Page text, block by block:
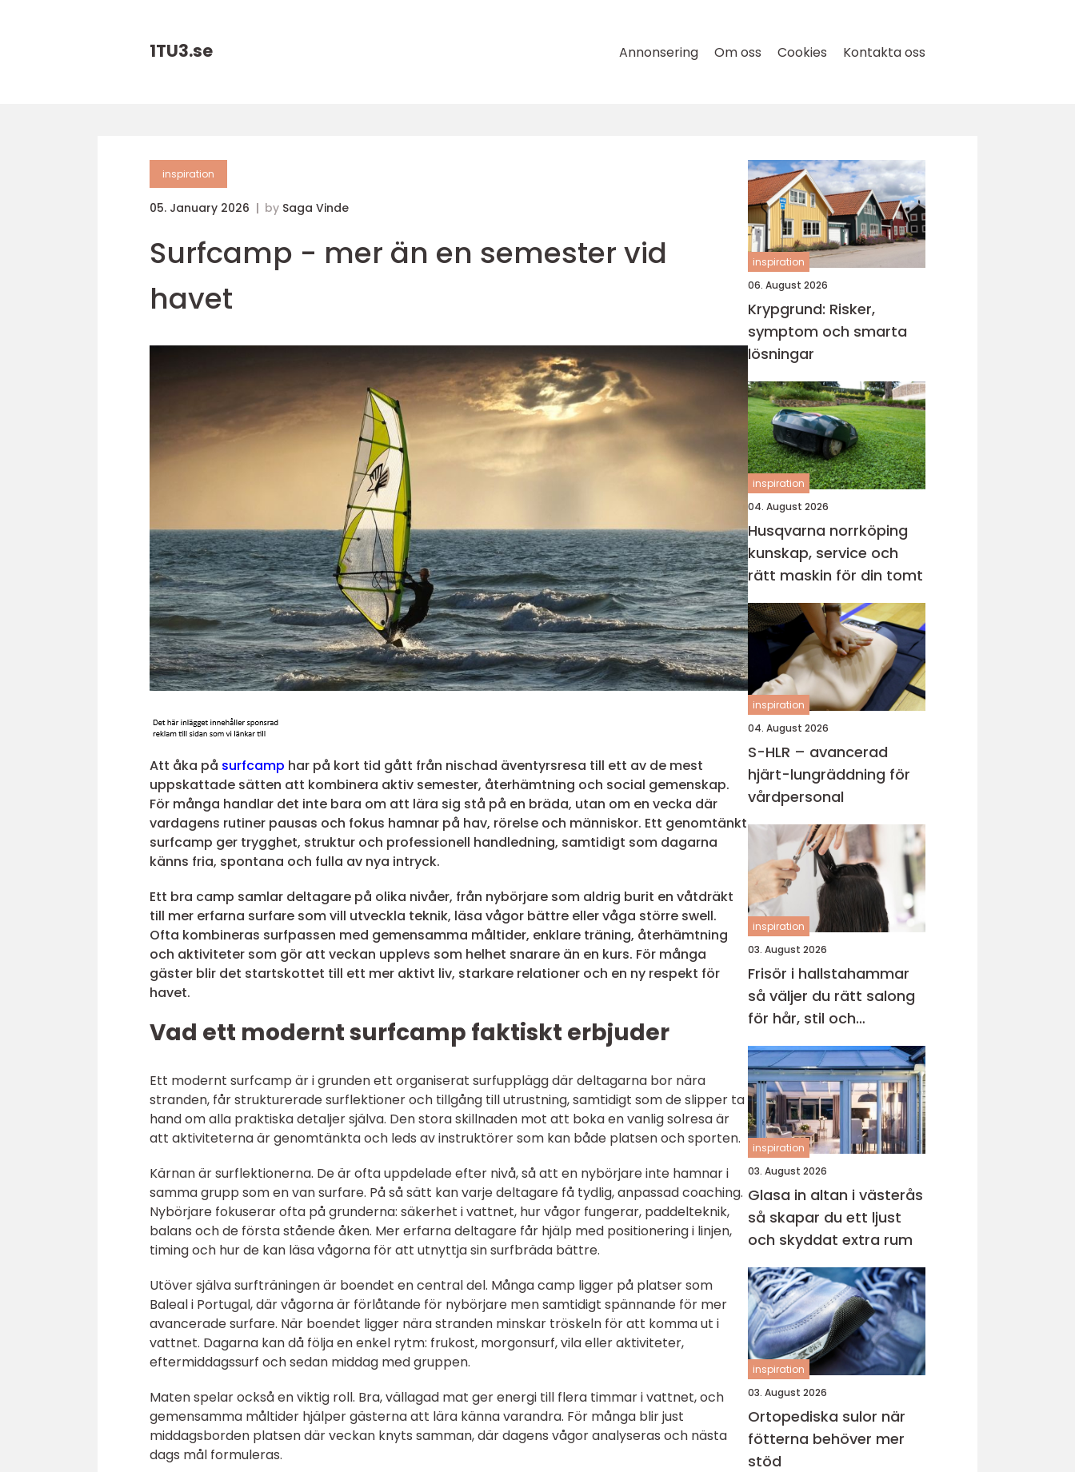
1TU3.se Annonsering Om oss Cookies Kontakta oss
inspiration
05. January 2026 by Saga Vinde
Surfcamp - mer än en semester vid
havet
Att åka på surfcamp har på kort tid gått från nischad äventyrsresa till ett av de mest
uppskattade sätten att kombinera aktiv semester, återhämtning och social gemenskap.
För många handlar det inte bara om att lära sig stå på en bräda, utan om en vecka där
vardagens rutiner pausas och fokus hamnar på hav, rörelse och människor. Ett genomtänkt
surfcamp ger trygghet, struktur och professionell handledning, samtidigt som dagarna
känns fria, spontana och fulla av nya intryck.
Ett bra camp samlar deltagare på olika nivåer, från nybörjare som aldrig burit en våtdräkt
till mer erfarna surfare som vill utveckla teknik, läsa vågor bättre eller våga större swell.
Ofta kombineras surfpassen med gemensamma måltider, enklare träning, återhämtning
och aktiviteter som gör att veckan upplevs som helhet snarare än en kurs. För många
gäster blir det startskottet till ett mer aktivt liv, starkare relationer och en ny respekt för
havet.
Vad ett modernt surfcamp faktiskt erbjuder
Ett modernt surfcamp är i grunden ett organiserat surfupplägg där deltagarna bor nära
stranden, får strukturerade surflektioner och tillgång till utrustning, samtidigt som de slipper ta
hand om alla praktiska detaljer själva. Den stora skillnaden mot att boka en vanlig solresa är
att aktiviteterna är genomtänkta och leds av instruktörer som kan både platsen och sporten.
Kärnan är surflektionerna. De är ofta uppdelade efter nivå, så att en nybörjare inte hamnar i
samma grupp som en van surfare. På så sätt kan varje deltagare få tydlig, anpassad coaching.
Nybörjare fokuserar ofta på grunderna: säkerhet i vattnet, hur vågor fungerar, paddelteknik,
balans och de första stående åken. Mer erfarna deltagare får hjälp med positionering i linjen,
timing och hur de kan läsa vågorna för att utnyttja sin surfbräda bättre.
Utöver själva surfträningen är boendet en central del. Många camp ligger på platser som
Baleal i Portugal, där vågorna är förlåtande för nybörjare men samtidigt spännande för mer
avancerade surfare. När boendet ligger nära stranden minskar tröskeln för att komma ut i
vattnet. Dagarna kan då följa en enkel rytm: frukost, morgonsurf, vila eller aktiviteter,
eftermiddagssurf och sedan middag med gruppen.
Maten spelar också en viktig roll. Bra, vällagad mat ger energi till flera timmar i vattnet, och
gemensamma måltider hjälper gästerna att lära känna varandra. För många blir just
middagsborden platsen där veckan knyts samman, där dagens vågor analyseras och nästa
dags mål formuleras.
inspiration
06. August 2026
Krypgrund: Risker,
symptom och smarta
lösningar
inspiration
04. August 2026
Husqvarna norrköping
kunskap, service och
rätt maskin för din tomt
inspiration
04. August 2026
S-HLR – avancerad
hjärt-lungräddning för
vårdpersonal
inspiration
03. August 2026
Frisör i hallstahammar
så väljer du rätt salong
för hår, stil och
välmående
inspiration
03. August 2026
Glasa in altan i västerås
så skapar du ett ljust
och skyddat extra rum
inspiration
03. August 2026
Ortopediska sulor när
fötterna behöver mer
stöd